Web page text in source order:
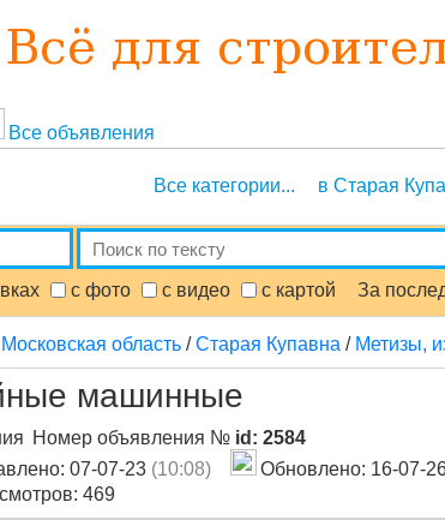
Все объявления
Все категории... в Старая
с фото с видео с картой За
Московская область /Старая Купавна / Метизы,
машинные
Номер объявления № id: 2584
07-07-23 (10:08) Обновлено: 16-07-
469